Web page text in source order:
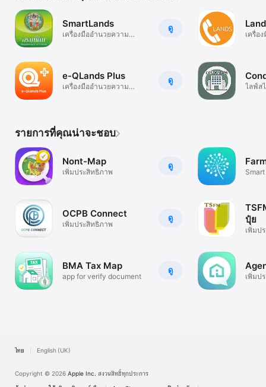
ดู
SmartLands
เครื่องมืออำนวยความ
ดู
e-QLands Plus
เครื่องมืออำนวยความ
เครื่อ
ไลฟ์ส
รายการที่คุณน่าจะชอบ
ดู
Nont-Map
เพิ่มประสิทธิภาพ
ดู
OCPB Connect
เพิ่มประสิทธิภาพ
ดู
BMA Tax Map
app for verify document
ปุ๋ย
เพิ่มป
เพิ่มป
ไทย English (UK)
Copyright © 2026 Apple Inc. สงวนสิทธิ์ทุกประการ